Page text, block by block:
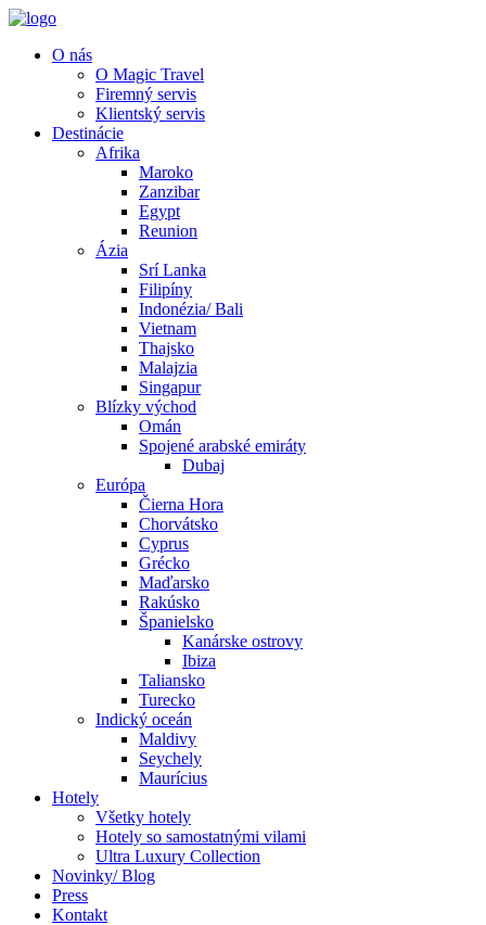
O nás
O Magic Travel
Firemný servis
Klientský servis
Destinácie
Afrika
Maroko
Zanzibar
Egypt
Reunion
Ázia
Srí Lanka
Filipíny
Indonézia/ Bali
Vietnam
Thajsko
Malajzia
Singapur
Blízky východ
Omán
Spojené arabské emiráty
Dubaj
Európa
Čierna Hora
Chorvátsko
Cyprus
Grécko
Maďarsko
Rakúsko
Španielsko
Kanárske ostrovy
Ibiza
Taliansko
Turecko
Indický oceán
Maldivy
Seychely
Maurícius
Hotely
Všetky hotely
Hotely so samostatnými vilami
Ultra Luxury Collection
Novinky/ Blog
Press
Kontakt